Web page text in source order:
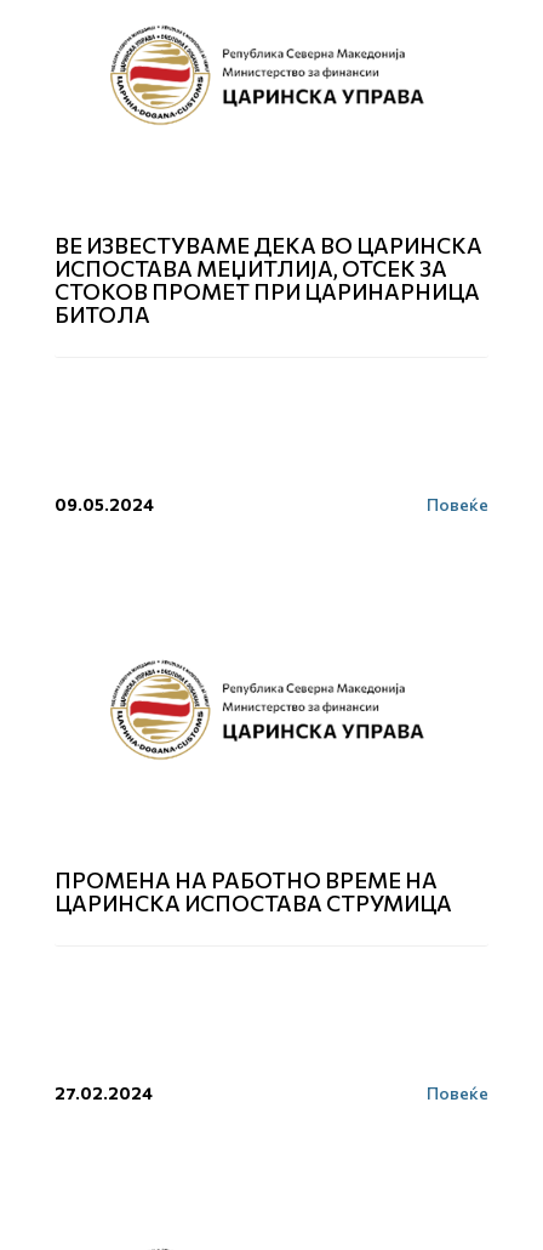
ВЕ ИЗВЕСТУВАМЕ ДЕКА ВО ЦАРИНСКА
ИСПОСТАВА МЕЏИТЛИЈА, ОТСЕК ЗА
СТОКОВ ПРОМЕТ ПРИ ЦАРИНАРНИЦА
БИТОЛА
09.05.2024 Повеќе
ПРОМЕНА НА РАБОТНО ВРЕМЕ НА
ЦАРИНСКА ИСПОСТАВА СТРУМИЦА
27.02.2024 Повеќе